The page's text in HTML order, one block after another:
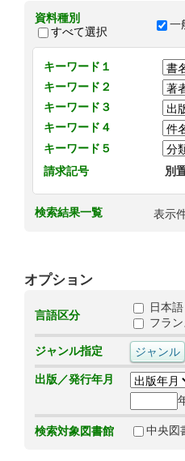
資料種別
すべて選択
一
キーワード１
キーワード２
キーワード３
キーワード４
キーワード５
請求記号
別
検索結果一覧 表示
オプション
言語区分
日本語
フラ
ジャンル指定
出版／発行年月
検索対象図書館 中央図